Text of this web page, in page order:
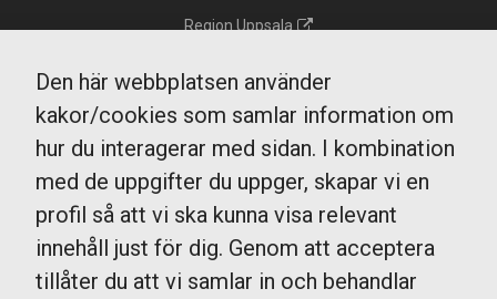
Region Uppsala
UL Kundtjänst
0771-14 14 14
Den här webbplatsen använder
kakor/cookies som samlar information om
hur du interagerar med sidan. I kombination
med de uppgifter du uppger, skapar vi en
profil så att vi ska kunna visa relevant
innehåll just för dig. Genom att acceptera
tillåter du att vi samlar in och behandlar